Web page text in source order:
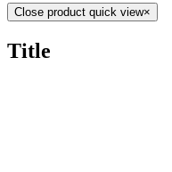
Close product quick view×
Title